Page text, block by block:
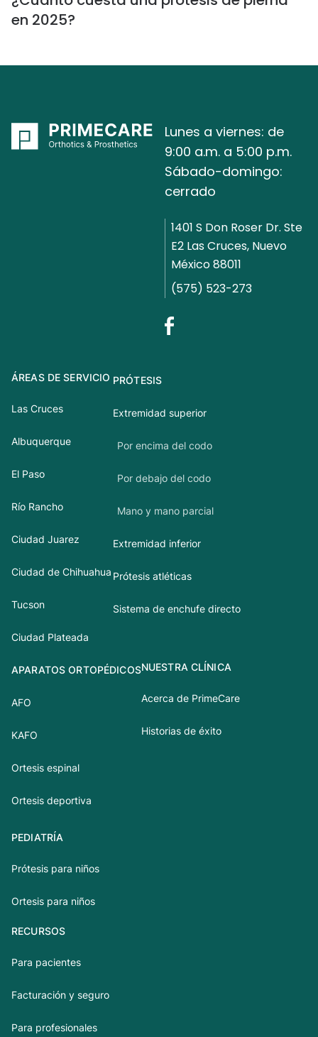
en 2025?
Lunes a viernes: de
9:00 a.m. a 5:00 p.m.
Sábado-domingo:
cerrado
1401 S Don Roser Dr. Ste
E2 Las Cruces, Nuevo
México 88011
(575) 523-273
ÁREAS DE SERVICIO
Las Cruces
Albuquerque
El Paso
Río Rancho
Ciudad Juarez
Ciudad de Chihuahua
Tucson
Ciudad Plateada
PRÓTESIS
Extremidad superior
Por encima del codo
Por debajo del codo
Mano y mano parcial
Extremidad inferior
Prótesis atléticas
Sistema de enchufe directo
APARATOS ORTOPÉDICOS
AFO
KAFO
Ortesis espinal
Ortesis deportiva
PEDIATRÍA
Prótesis para niños
Ortesis para niños
NUESTRA CLÍNICA
Acerca de PrimeCare
Historias de éxito
RECURSOS
Para pacientes
Facturación y seguro
Para profesionales